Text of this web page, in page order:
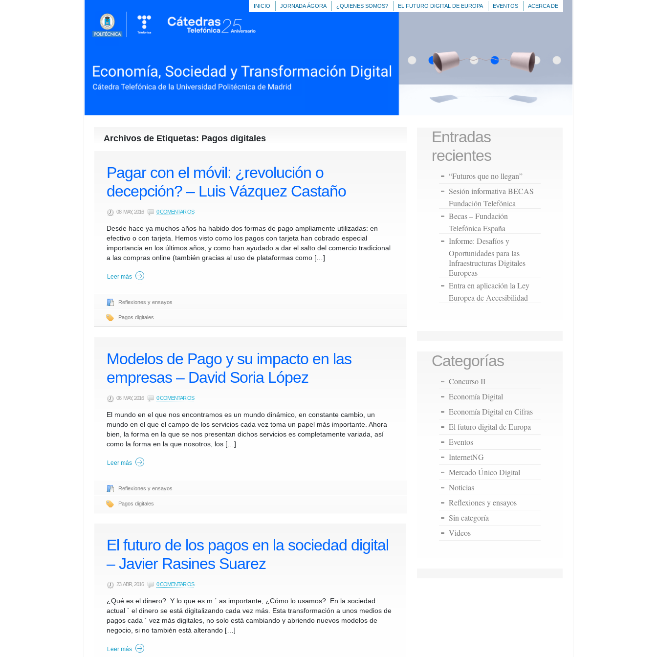
INICIO JORNADA ÁGORA ¿QUIENES SOMOS? EL FUTURO DIGITAL DE EUROPA EVENTOS ACERCA DE
Archivos de Etiquetas: Pagos digitales
Pagar con el móvil: ¿revolución o
decepción? – Luis Vázquez Castaño
08. MAY, 2016 0 COMENTARIOS
Desde hace ya muchos años ha habido dos formas de pago ampliamente utilizadas: en
efectivo o con tarjeta. Hemos visto como los pagos con tarjeta han cobrado especial
importancia en los últimos años, y como han ayudado a dar el salto del comercio tradicional
a las compras online (también gracias al uso de plataformas como […]
Leer más
Reflexiones y ensayos
Pagos digitales
Modelos de Pago y su impacto en las
empresas – David Soria López
06. MAY, 2016 0 COMENTARIOS
El mundo en el que nos encontramos es un mundo dinámico, en constante cambio, un
mundo en el que el campo de los servicios cada vez toma un papel más importante. Ahora
bien, la forma en la que se nos presentan dichos servicios es completamente variada, así
como la forma en la que nosotros, los […]
Leer más
Reflexiones y ensayos
Pagos digitales
El futuro de los pagos en la sociedad digital
– Javier Rasines Suarez
23. ABR, 2016 0 COMENTARIOS
¿Qué es el dinero?. Y lo que es m ´ as importante, ¿Cómo lo usamos?. En la sociedad
actual ´ el dinero se está digitalizando cada vez más. Esta transformación a unos medios de
pagos cada ´ vez más digitales, no solo está cambiando y abriendo nuevos modelos de
negocio, si no también está alterando […]
Leer más
Entradas
recientes
“Futuros que no llegan”
Sesión informativa BECAS
Fundación Telefónica
Becas – Fundación
Telefónica España
Informe: Desafíos y
Oportunidades para las
Infraestructuras Digitales
Europeas
Entra en aplicación la Ley
Europea de Accesibilidad
Categorías
Concurso II
Economía Digital
Economía Digital en Cifras
El futuro digital de Europa
Eventos
InternetNG
Mercado Único Digital
Noticias
Reflexiones y ensayos
Sin categoría
Videos